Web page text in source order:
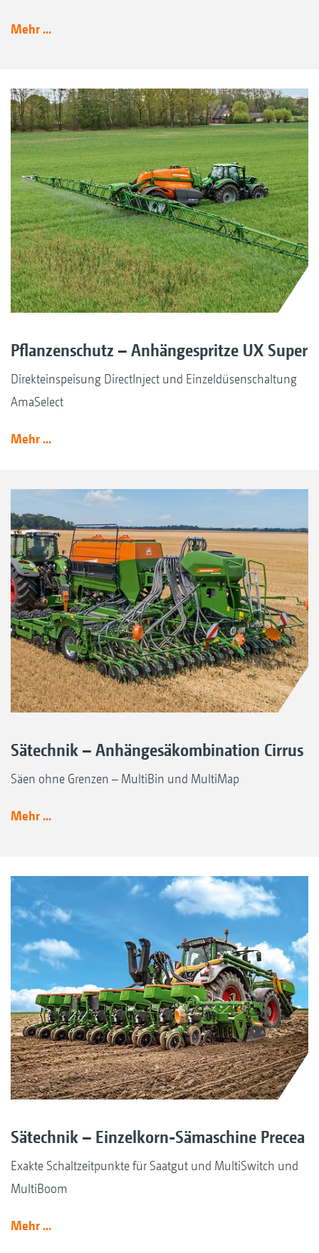
Mehr ...
Pflanzenschutz – Anhängespritze UX Super
Direkteinspeisung DirectInject und Einzeldüsenschaltung
AmaSelect
Mehr ...
Sätechnik – Anhängesäkombination Cirrus
Säen ohne Grenzen – MultiBin und MultiMap
Mehr ...
Sätechnik – Einzelkorn-Sämaschine Precea
Exakte Schaltzeitpunkte für Saatgut und MultiSwitch und
MultiBoom
Mehr ...